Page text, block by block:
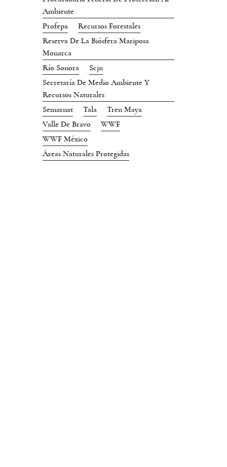
Ambiente
Profepa
Recursos Forestales
Reserva De La Biósfera Mariposa
Monarca
Río Sonora
Scjn
Secretaría De Medio Ambiente Y
Recursos Naturales
Semarnat
Tala
Tren Maya
Valle De Bravo
WWF
WWF México
Áreas Naturales Protegidas